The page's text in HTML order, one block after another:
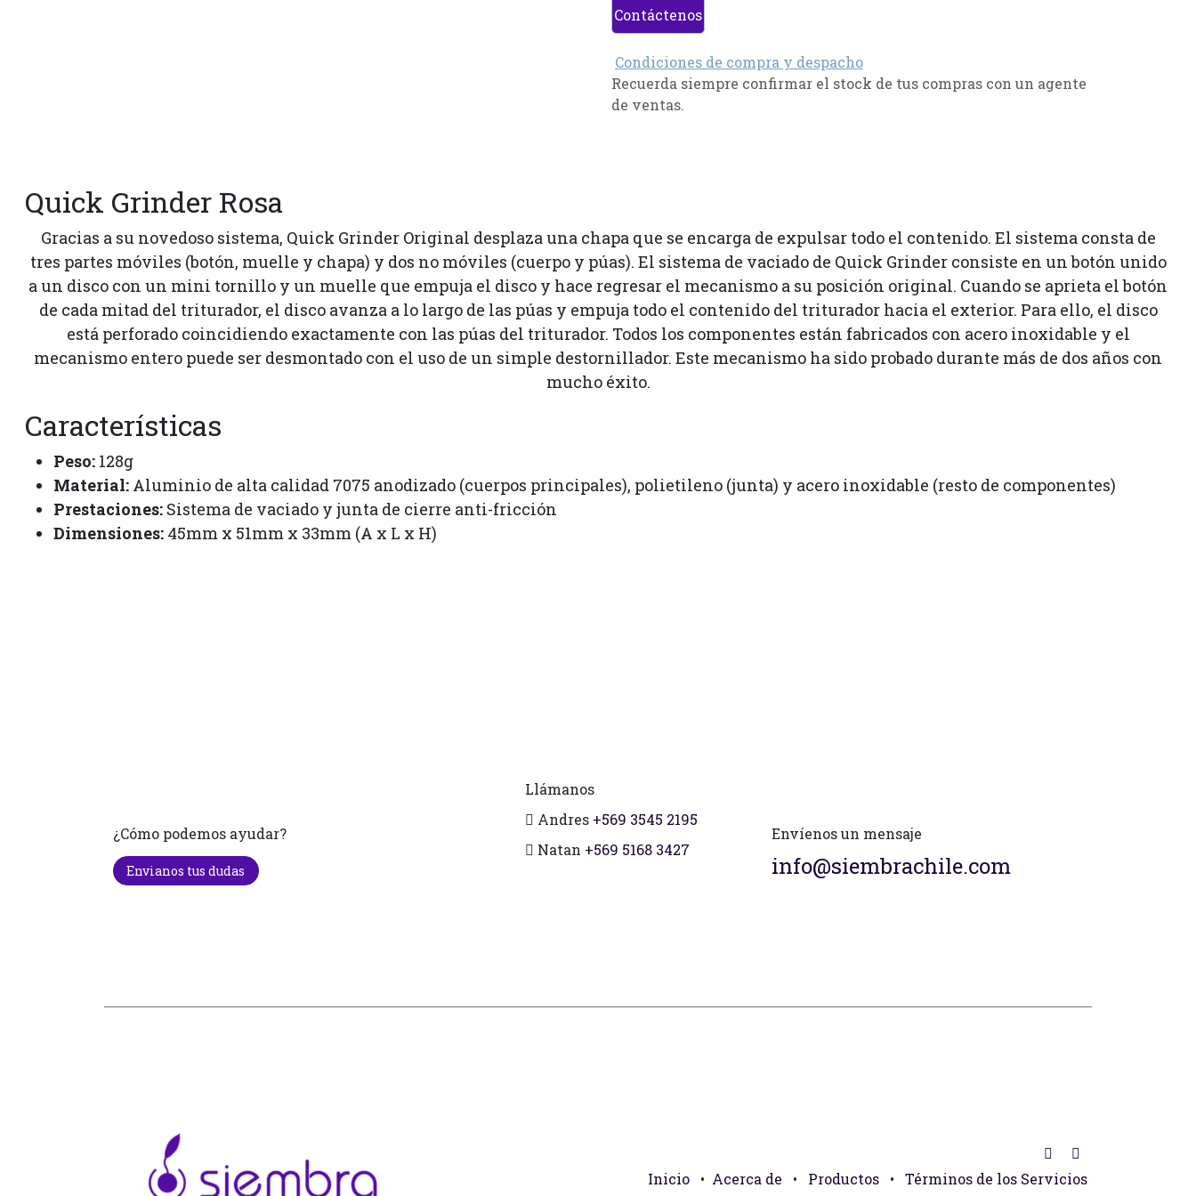
Contáctenos
Condiciones de compra y despacho
Recuerda siempre confirmar el stock de tus compras con un agente
de ventas.
Quick Grinder Rosa
Gracias a su novedoso sistema, Quick Grinder Original desplaza una chapa que se encarga de expulsar todo el contenido. El sistema consta de
tres partes móviles (botón, muelle y chapa) y dos no móviles (cuerpo y púas). El sistema de vaciado de Quick Grinder consiste en un botón unido
a un disco con un mini tornillo y un muelle que empuja el disco y hace regresar el mecanismo a su posición original. Cuando se aprieta el botón
de cada mitad del triturador, el disco avanza a lo largo de las púas y empuja todo el contenido del triturador hacia el exterior. Para ello, el disco
está perforado coincidiendo exactamente con las púas del triturador. Todos los componentes están fabricados con acero inoxidable y el
mecanismo entero puede ser desmontado con el uso de un simple destornillador. Este mecanismo ha sido probado durante más de dos años con
mucho éxito.
Características
Peso: 128g
Material: Aluminio de alta calidad 7075 anodizado (cuerpos principales), polietileno (junta) y acero inoxidable (resto de componentes)
Prestaciones: Sistema de vaciado y junta de cierre anti-fricción
Dimensiones: 45mm x 51mm x 33mm (A x L x H)
¿Cómo podemos ayudar?
Envianos tus dudas
Llámanos
Andres +569 3545 2195
Natan +569 5168 3427
Envíenos un mensaje
info@siembrachile.com
Inicio • Acerca de • Productos • Términos de los Servicios